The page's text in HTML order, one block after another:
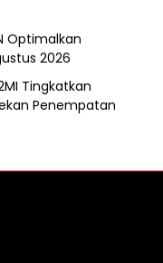
Optimalkan
2026
Tingkatkan
Penempatan